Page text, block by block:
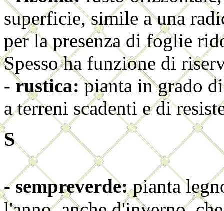
superficie, simile a una
per la presenza di foglie
Spesso ha funzione di
- rustica:pianta in grado
a terreni scadenti e di
S
- sempreverde:pianta